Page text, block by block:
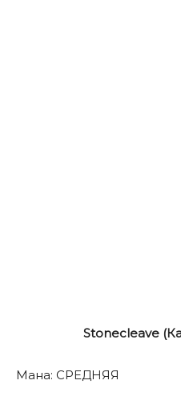
Stonecleave
Мана: СРЕДНЯЯ